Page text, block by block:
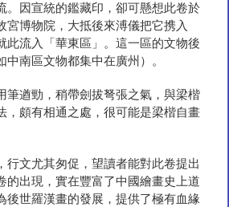
。因宣統的鑑藏印，卻可懸想此卷於
宮博物院，大抵後來溥儀把它携入
此流入「華東區」。這一區的文物後
南區文物都集中在廣州）。
筆遒勁，稍帶劍拔弩張之氣，與梁楷
，頗有相通之處，很可能是梁楷自畫
行文尤其匆促，望讀者能對此卷提出
的出現，實在豐富了中國繪畫史上道
後世羅漢畫的發展，提供了極有血緣